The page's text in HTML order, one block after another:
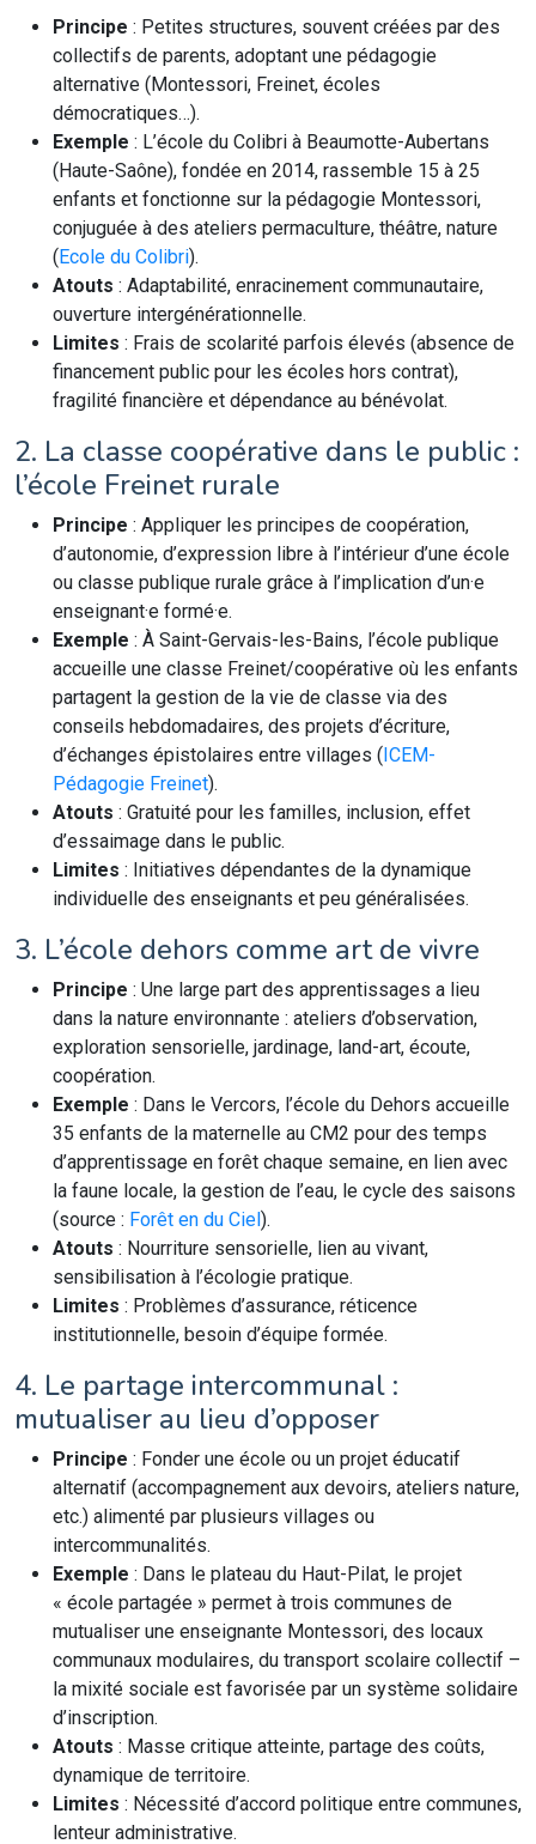
Principe : Petites structures, souvent créées par des
collectifs de parents, adoptant une pédagogie
alternative (Montessori, Freinet, écoles
démocratiques…).
Exemple : L’école du Colibri à Beaumotte-Aubertans
(Haute-Saône), fondée en 2014, rassemble 15 à 25
enfants et fonctionne sur la pédagogie Montessori,
conjuguée à des ateliers permaculture, théâtre, nature
(Ecole du Colibri).
Atouts : Adaptabilité, enracinement communautaire,
ouverture intergénérationnelle.
Limites : Frais de scolarité parfois élevés (absence de
financement public pour les écoles hors contrat),
fragilité financière et dépendance au bénévolat.
2. La classe coopérative dans le public :
l’école Freinet rurale
Principe : Appliquer les principes de coopération,
d’autonomie, d’expression libre à l’intérieur d’une école
ou classe publique rurale grâce à l’implication d’un·e
enseignant·e formé·e.
Exemple : À Saint-Gervais-les-Bains, l’école publique
accueille une classe Freinet/coopérative où les enfants
partagent la gestion de la vie de classe via des
conseils hebdomadaires, des projets d’écriture,
d’échanges épistolaires entre villages (ICEM-
Pédagogie Freinet).
Atouts : Gratuité pour les familles, inclusion, effet
d’essaimage dans le public.
Limites : Initiatives dépendantes de la dynamique
individuelle des enseignants et peu généralisées.
3. L’école dehors comme art de vivre
Principe : Une large part des apprentissages a lieu
dans la nature environnante : ateliers d’observation,
exploration sensorielle, jardinage, land-art, écoute,
coopération.
Exemple : Dans le Vercors, l’école du Dehors accueille
35 enfants de la maternelle au CM2 pour des temps
d’apprentissage en forêt chaque semaine, en lien avec
la faune locale, la gestion de l’eau, le cycle des saisons
(source : Forêt en du Ciel).
Atouts : Nourriture sensorielle, lien au vivant,
sensibilisation à l’écologie pratique.
Limites : Problèmes d’assurance, réticence
institutionnelle, besoin d’équipe formée.
4. Le partage intercommunal :
mutualiser au lieu d’opposer
Principe : Fonder une école ou un projet éducatif
alternatif (accompagnement aux devoirs, ateliers nature,
etc.) alimenté par plusieurs villages ou
intercommunalités.
Exemple : Dans le plateau du Haut-Pilat, le projet
« école partagée » permet à trois communes de
mutualiser une enseignante Montessori, des locaux
communaux modulaires, du transport scolaire collectif –
la mixité sociale est favorisée par un système solidaire
d’inscription.
Atouts : Masse critique atteinte, partage des coûts,
dynamique de territoire.
Limites : Nécessité d’accord politique entre communes,
lenteur administrative.